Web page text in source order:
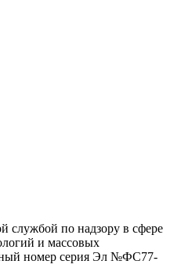
службой по надзору в сфере
и массовых
номер серия Эл №ФС77-